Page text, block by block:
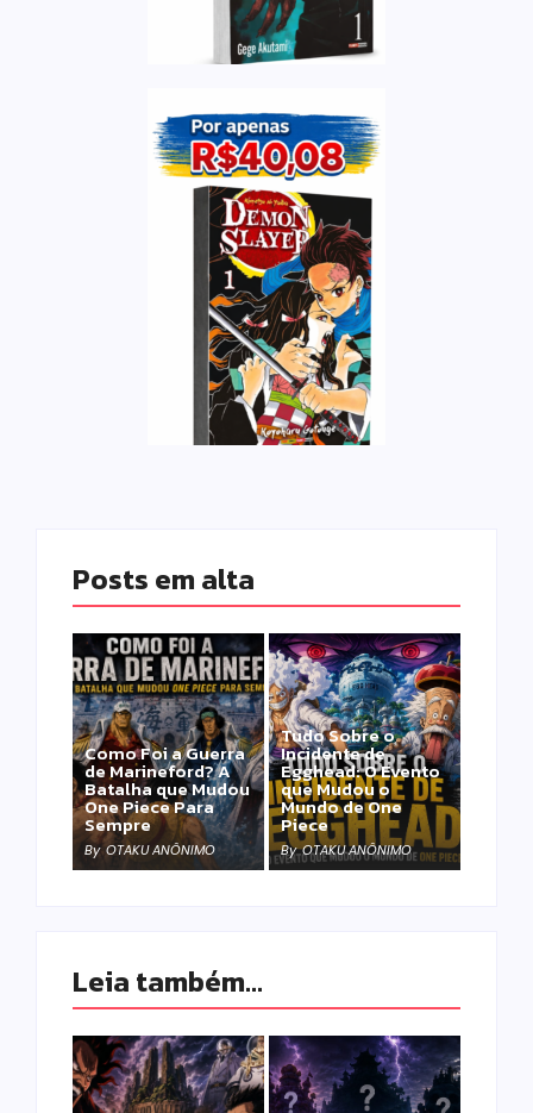
Posts em alta
Como Foi a Guerra
de Marineford? A
Batalha que Mudou
One Piece Para
Sempre
By OTAKU ANÔNIMO
Tudo Sobre o
Incidente de
Egghead: O Evento
que Mudou o
Mundo de One
Piece
By OTAKU ANÔNIMO
Leia também...